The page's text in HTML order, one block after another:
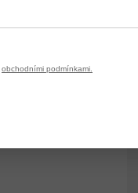
obchodními podmínkami.